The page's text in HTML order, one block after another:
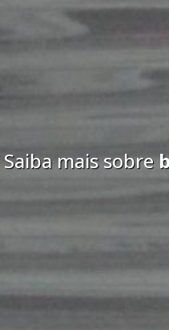
Saiba mais sobre